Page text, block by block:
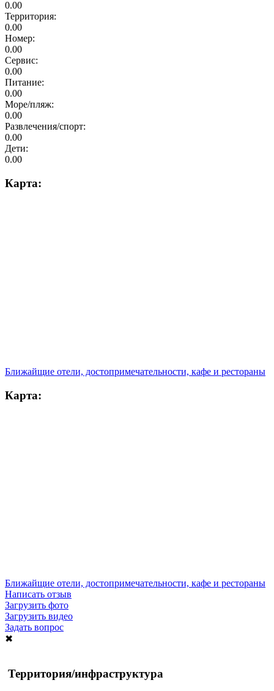
0.00
Территория:
0.00
Номер:
0.00
Сервис:
0.00
Питание:
0.00
Море/пляж:
0.00
Развлечения/спорт:
0.00
Дети:
0.00
Карта:
Ближайщие отели, достопримечательности, кафе и рестораны
Карта:
Ближайщие отели, достопримечательности, кафе и рестораны
Написать отзыв
Загрузить фото
Загрузить видео
Задать вопрос
✖
Территория/инфраструктура